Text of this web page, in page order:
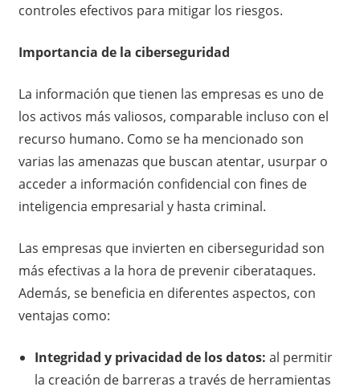
controles efectivos para mitigar los riesgos.
Importancia de la ciberseguridad
La información que tienen las empresas es uno de
los activos más valiosos, comparable incluso con el
recurso humano. Como se ha mencionado son
varias las amenazas que buscan atentar, usurpar o
acceder a información confidencial con fines de
inteligencia empresarial y hasta criminal.
Las empresas que invierten en ciberseguridad son
más efectivas a la hora de prevenir ciberataques.
Además, se beneficia en diferentes aspectos, con
ventajas como:
Integridad y privacidad de los datos: al permitir
la creación de barreras a través de herramientas